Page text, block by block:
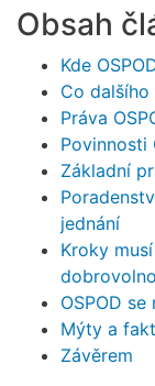
Obsah
Kde
Co dalšího
Práva
Povinnosti
Základní
jednání
Kroky
OSPOD
Mýty a
Závěrem